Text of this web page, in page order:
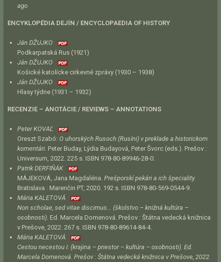
ago
ENCYKLOPÉDIA DEJÍN / ENCYCLOPAEDIA OF HISTORY
Ján DŽUJKO
Podkarpatská Rus (1921)
Ján DŽUJKO
Košické katolícke cirkevné zprávy (1930 – 1938)
Ján DŽUJKO
Hlasy týdne (1931 – 1932)
RECENZIE – ANOTÁCIE / REVIEWS – ANNOTATIONS
Peter KOVAĽ
Oreszt Szabó: O uhorských Rusoch (Rusíni) v preklade a historickom
komentári. Peter Buday, Lýdia Budayová, Peter Švorc (eds.). Prešov :
Universum, 2022. 225 s. ISBN 978-80-89946-28-0.
Patrik DERFIŇÁK
MÁJEKOVÁ, Jana Magdaléna. Prešporskí pekári a ich špeciality.
Bratislava : Marenčin PT, 2020. 192 s. ISBN 978-80-569-0544-9.
Mária KALETOVÁ
Non scholae, sed vitae discimus… (školstvo – knižná kultúra –
osobnosti). Ed. Marcela Domenová. Prešov : Štátna vedecká knižnica
v Prešove, 2022. 267 s. ISBN 978-80-89614-84-4.
Mária KALETOVÁ
Cestou necestou I. (krajina – priestor – kultúra – osobnosti). Ed.
Marcela Domenová. Prešov : Štátna vedecká knižnica v Prešove, 2022.